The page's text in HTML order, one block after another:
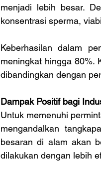
menjadi lebih besar.
konsentrasi sperma,
Keberhasilan dalam
meningkat hingga 80%.
dibandingkan dengan
Dampak Positif bagi
Untuk memenuhi
mengandalkan
besaran di alam akan
dilakukan dengan lebih